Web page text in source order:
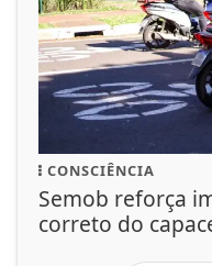
CONSCIÊNCIA
Semob reforça
correto do